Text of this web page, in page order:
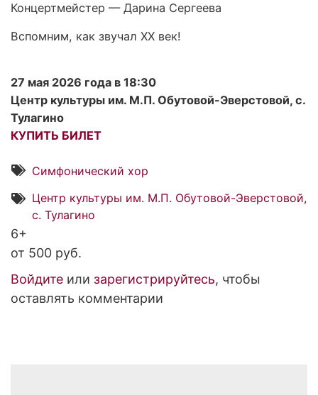
Концертмейстер — Дарина Сергеева
Вспомним, как звучал XX век!
27 мая 2026 года в 18:30
Центр культуры им. М.П. Обутовой-Эверстовой, с.
Тулагино
КУПИТЬ БИЛЕТ
Симфонический хор
Центр культуры им. М.П. Обутовой-Эверстовой,
с. Тулагино
6+
от 500 руб.
Войдите или зарегистрируйтесь, чтобы
оставлять комментарии